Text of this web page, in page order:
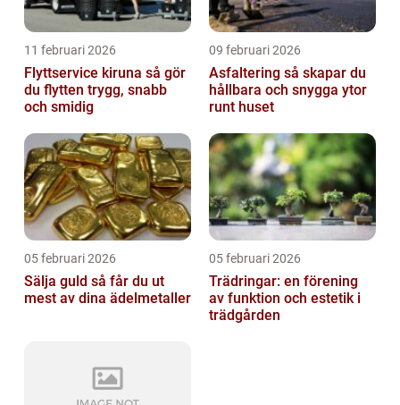
11 februari 2026
Flyttservice kiruna så gör
du flytten trygg, snabb
och smidig
09 februari 2026
Asfaltering så skapar du
hållbara och snygga ytor
runt huset
05 februari 2026
Sälja guld så får du ut
mest av dina ädelmetaller
05 februari 2026
Trädringar: en förening
av funktion och estetik i
trädgården